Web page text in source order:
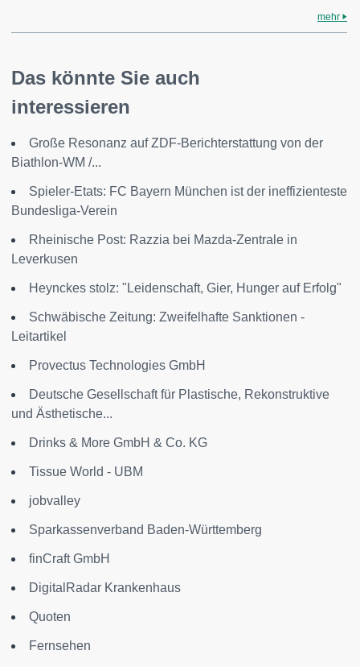
mehr
Das könnte Sie auch
interessieren
Große Resonanz auf ZDF-Berichterstattung von der
Biathlon-WM /...
Spieler-Etats: FC Bayern München ist der ineffizienteste
Bundesliga-Verein
Rheinische Post: Razzia bei Mazda-Zentrale in
Leverkusen
Heynckes stolz: "Leidenschaft, Gier, Hunger auf Erfolg"
Schwäbische Zeitung: Zweifelhafte Sanktionen -
Leitartikel
Provectus Technologies GmbH
Deutsche Gesellschaft für Plastische, Rekonstruktive
und Ästhetische...
Drinks & More GmbH & Co. KG
Tissue World - UBM
jobvalley
Sparkassenverband Baden-Württemberg
finCraft GmbH
DigitalRadar Krankenhaus
Quoten
Fernsehen